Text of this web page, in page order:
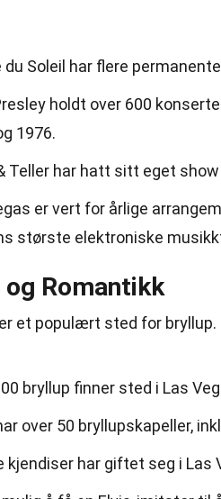
du Soleil har flere
holdt over 600
1976.
Teller har hatt sitt eget
er vert for årlige
største elektroniske
Romantikk
et populært sted for
bryllup finner sted i Las
over 50 bryllupskapeller,
kjendiser har giftet seg i Las